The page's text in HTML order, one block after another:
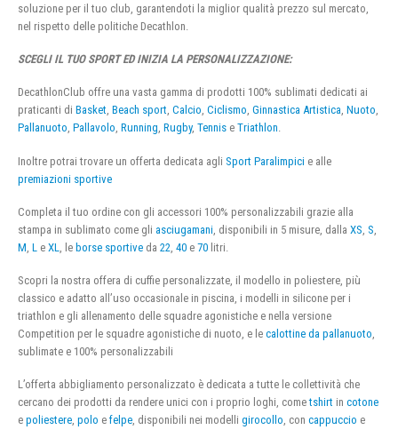
soluzione per il tuo club, garantendoti la miglior qualità prezzo sul mercato,
nel rispetto delle politiche Decathlon.
SCEGLI IL TUO SPORT ED INIZIA LA PERSONALIZZAZIONE:
DecathlonClub offre una vasta gamma di prodotti 100% sublimati dedicati ai
praticanti di Basket, Beach sport, Calcio, Ciclismo, Ginnastica Artistica, Nuoto,
Pallanuoto, Pallavolo, Running, Rugby, Tennis e Triathlon.
Inoltre potrai trovare un offerta dedicata agli Sport Paralimpici e alle
premiazioni sportive
Completa il tuo ordine con gli accessori 100% personalizzabili grazie alla
stampa in sublimato come gli asciugamani , disponibili in 5 misure, dalla XS S
M L e XL , le borse sportive da 22 40 e 70 litri.
Scopri la nostra offera di cuffie personalizzate, il modello in poliestere, più
classico e adatto all’uso occasionale in piscina, i modelli in silicone per i
triathlon e gli allenamento delle squadre agonistiche e nella versione
Competition per le squadre agonistiche di nuoto, e le calottine da pallanuoto,
sublimate e 100% personalizzabili
L’offerta abbigliamento personalizzato è dedicata a tutte le collettività che
cercano dei prodotti da rendere unici con i proprio loghi, cometshirt in cotone
e poliestere, polo e felpe, disponibili nei modelli girocollo, con cappuccio e